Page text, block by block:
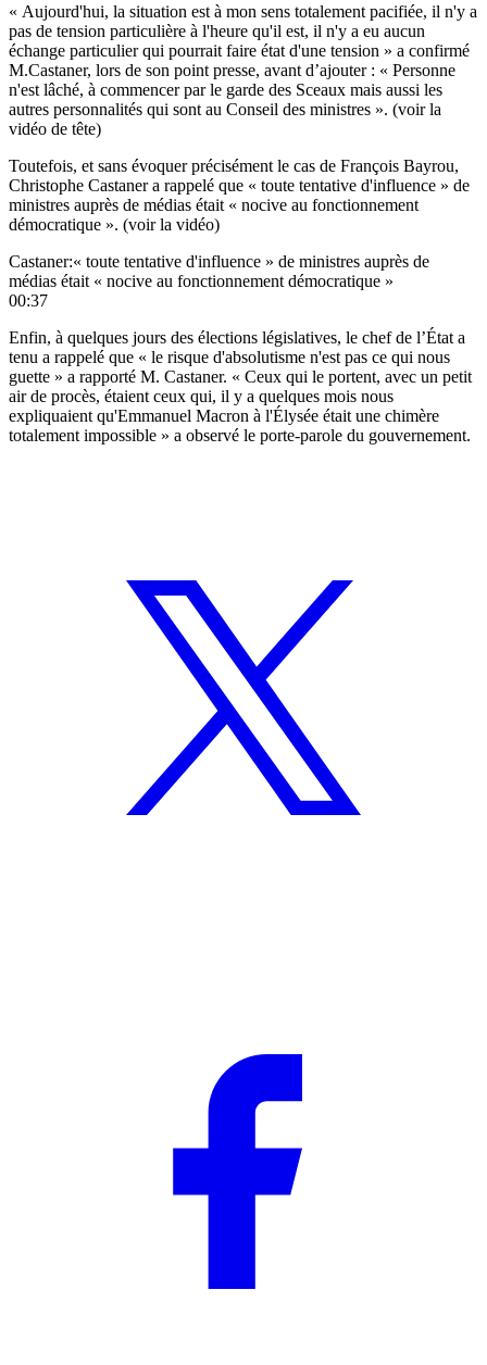
« Aujourd'hui, la situation est à mon sens totalement pacifiée, il n'y a
pas de tension particulière à l'heure qu'il est, il n'y a eu aucun
échange particulier qui pourrait faire état d'une tension » a confirmé
M.Castaner, lors de son point presse, avant d’ajouter : « Personne
n'est lâché, à commencer par le garde des Sceaux mais aussi les
autres personnalités qui sont au Conseil des ministres ». (voir la
vidéo de tête)
Toutefois, et sans évoquer précisément le cas de François Bayrou,
Christophe Castaner a rappelé que « toute tentative d'influence » de
ministres auprès de médias était « nocive au fonctionnement
démocratique ». (voir la vidéo)
Castaner:« toute tentative d'influence » de ministres auprès de
médias était « nocive au fonctionnement démocratique »
00:37
Enfin, à quelques jours des élections législatives, le chef de l’État a
tenu a rappelé que « le risque d'absolutisme n'est pas ce qui nous
guette » a rapporté M. Castaner. « Ceux qui le portent, avec un petit
air de procès, étaient ceux qui, il y a quelques mois nous
expliquaient qu'Emmanuel Macron à l'Élysée était une chimère
totalement impossible » a observé le porte-parole du gouvernement.